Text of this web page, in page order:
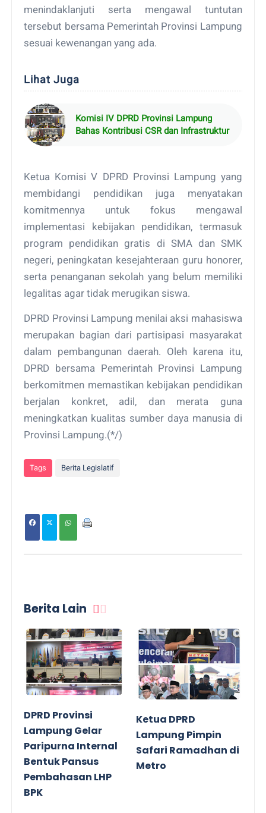
menindaklanjuti serta mengawal tuntutan
tersebut bersama Pemerintah Provinsi Lampung
sesuai kewenangan yang ada.
Lihat Juga
Komisi IV DPRD Provinsi Lampung
Bahas Kontribusi CSR dan Infrastruktur
Ketua Komisi V DPRD Provinsi Lampung yang
membidangi pendidikan juga menyatakan
komitmennya untuk fokus mengawal
implementasi kebijakan pendidikan, termasuk
program pendidikan gratis di SMA dan SMK
negeri, peningkatan kesejahteraan guru honorer,
serta penanganan sekolah yang belum memiliki
legalitas agar tidak merugikan siswa.
DPRD Provinsi Lampung menilai aksi mahasiswa
merupakan bagian dari partisipasi masyarakat
dalam pembangunan daerah. Oleh karena itu,
DPRD bersama Pemerintah Provinsi Lampung
berkomitmen memastikan kebijakan pendidikan
berjalan konkret, adil, dan merata guna
meningkatkan kualitas sumber daya manusia di
Provinsi Lampung.(*/)
Tags Berita Legislatif
Berita Lain
DPRD Provinsi
Lampung Gelar
Paripurna Internal
Bentuk Pansus
Pembahasan LHP
BPK
Ketua DPRD
Lampung Pimpin
Safari Ramadhan di
Metro